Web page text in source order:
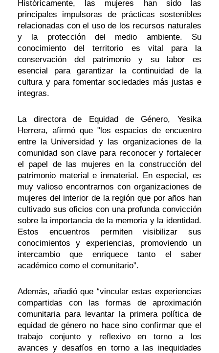
Históricamente, las mujeres han sido las
principales impulsoras de prácticas sostenibles
relacionadas con el uso de los recursos naturales
y la protección del medio ambiente. Su
conocimiento del territorio es vital para la
conservación del patrimonio y su labor es
esencial para garantizar la continuidad de la
cultura y para fomentar sociedades más justas e
integras.
La directora de Equidad de Género, Yesika
Herrera, afirmó que "los espacios de encuentro
entre la Universidad y las organizaciones de la
comunidad son clave para reconocer y fortalecer
el papel de las mujeres en la construcción del
patrimonio material e inmaterial. En especial, es
muy valioso encontrarnos con organizaciones de
mujeres del interior de la región que por años han
cultivado sus oficios con una profunda convicción
sobre la importancia de la memoria y la identidad.
Estos encuentros permiten visibilizar sus
conocimientos y experiencias, promoviendo un
intercambio que enriquece tanto el saber
académico como el comunitario”.
Además, añadió que “vincular estas experiencias
compartidas con las formas de aproximación
comunitaria para levantar la primera política de
equidad de género no hace sino confirmar que el
trabajo conjunto y reflexivo en torno a los
avances y desafíos en torno a las inequidades